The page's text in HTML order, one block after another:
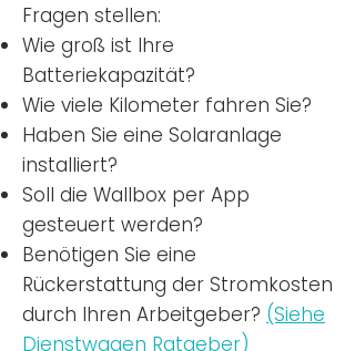
Fragen stellen:
Wie groß ist Ihre
Batteriekapazität?
Wie viele Kilometer fahren Sie?
Haben Sie eine Solaranlage
installiert?
Soll die Wallbox per App
gesteuert werden?
Benötigen Sie eine
Rückerstattung der Stromkosten
durch Ihren Arbeitgeber? (Siehe
Dienstwagen Ratgeber)